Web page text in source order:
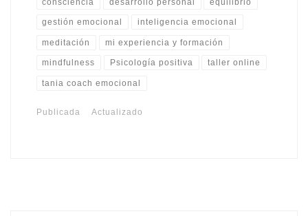
gestión emocional inteligencia emocional
meditación mi experiencia y formación
mindfulness Psicología positiva taller online
tania coach emocional
Publicada Actualizado